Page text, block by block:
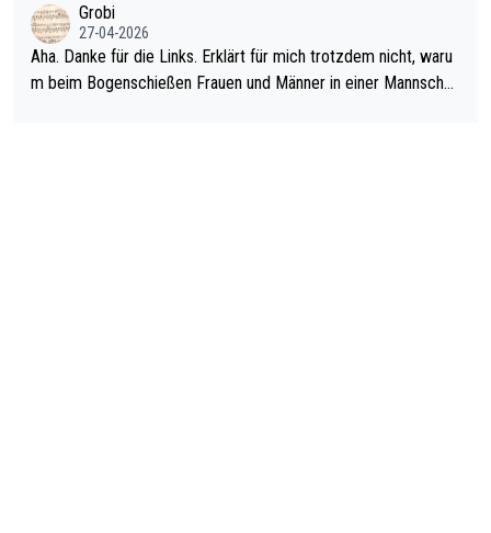
diese könnten teils wirksam behandelt werden! Dafür müsste
man nur zum Neurologen und nicht zum Mentaltrainer gehen…
Grobi
27-04-2026
Aha. Danke für die Links. Erklärt für mich trotzdem nicht, waru
m beim Bogenschießen Frauen und Männer in einer Mannschaf